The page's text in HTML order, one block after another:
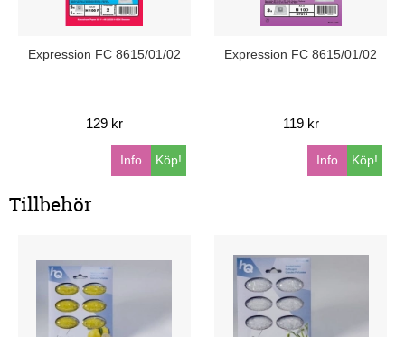
Expression FC 8615/01/02
129 kr
Köp!
Info
Expression FC 8615/01/02
119 kr
Köp!
Info
Tillbehör